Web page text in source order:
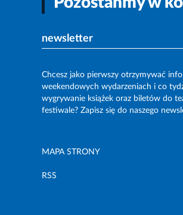
newsletter
Chcesz jako pierwszy otrzymywać
weekendowych wydarzeniach i co
wygrywanie książek oraz biletów do
festiwale? Zapisz się do naszego
MAPA STRONY
RSS